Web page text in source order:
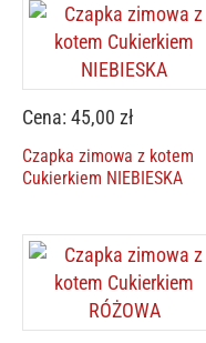
Cena: 45,00 zł
Czapka zimowa z kotem
Cukierkiem NIEBIESKA